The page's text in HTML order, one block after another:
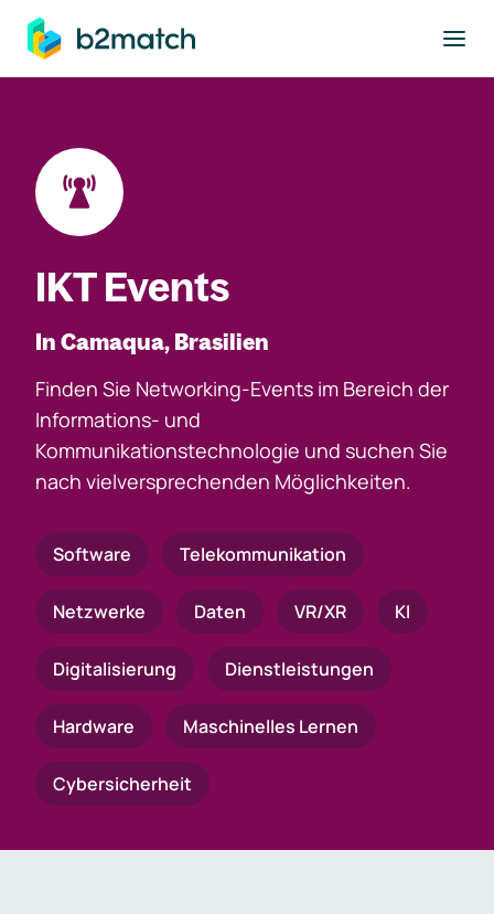
springen
IKT Events
In Camaqua, Brasilien
Finden Sie Networking-Events im Bereich der
Informations- und
Kommunikationstechnologie und suchen Sie
nach vielversprechenden Möglichkeiten.
Software Telekommunikation
Netzwerke Daten VR/XR KI
Digitalisierung Dienstleistungen
Hardware Maschinelles Lernen
Cybersicherheit